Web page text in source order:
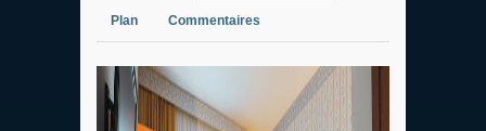
Plan Commentaires